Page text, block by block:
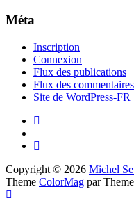
Méta
Inscription
Connexion
Flux des publications
Flux des commentaires
Site de WordPress-FR
Copyright © 2026 Michel
Theme ColorMag par